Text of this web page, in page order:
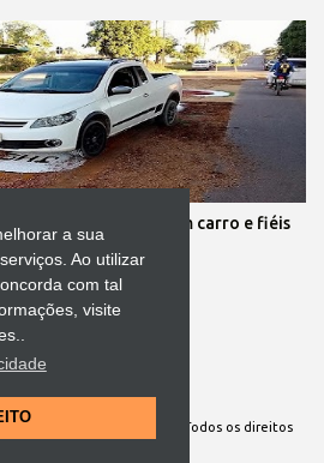
a sua
Ao utilizar
com tal
visite
de Corpus Christi com carro e fiéis
do Blogger
Senhora cuida de mim. Todos os direitos